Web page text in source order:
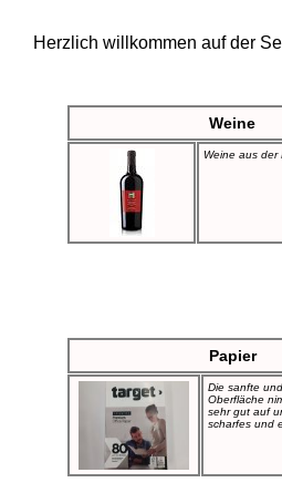
Herzlich willkommen auf der
Weine
Weine aus der
Papier
Die sanfte
Oberfläche
sehr gut auf
scharfes und